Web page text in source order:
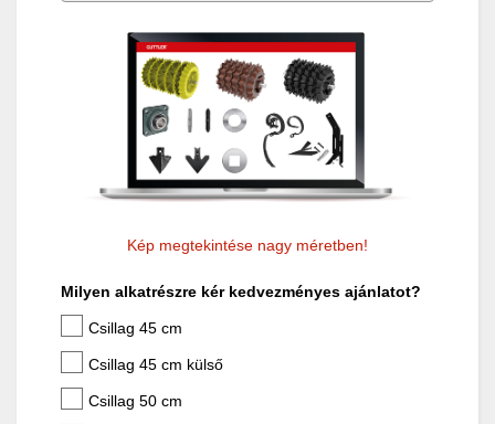
Kép megtekintése nagy méretben!
Milyen alkatrészre kér kedvezményes ajánlatot?
Csillag 45 cm
Csillag 45 cm külső
Csillag 50 cm